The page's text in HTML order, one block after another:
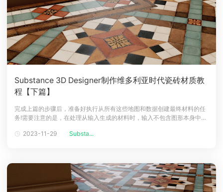
Substance 3D Designer制作维多利亚时代瓷砖材质教
程【下篇】
完成上篇的步骤后，准备好执行从所有这些地图和数据创建最终材料的任
务!需要注意的是，在处理从输入生成的材料时，输入不包含图形本身中的
在首选项中的上下文中启用图形编辑，然后右键单击已设置输入的图形实
2023-11-29 Substa...